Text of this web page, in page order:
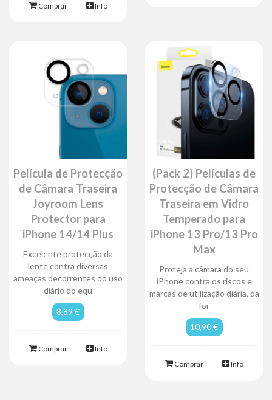
Comprar Info
Película de Protecção
de Câmara Traseira
Joyroom Lens
Protector para
iPhone 14/14 Plus
Excelente protecção da
lente contra diversas
ameaças decorrentes do uso
diário do equ
8,89 €
Comprar Info
(Pack 2) Películas de
Protecção de Câmara
Traseira em Vidro
Temperado para
iPhone 13 Pro/13 Pro
Max
Proteja a câmara do seu
iPhone contra os riscos e
marcas de utilização diária, da
for
10,90 €
Comprar Info